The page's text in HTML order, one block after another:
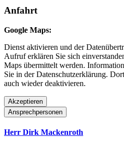
Anfahrt
Google Maps:
Dienst aktivieren und der
Aufruf erklären Sie sich
Maps übermittelt werden.
Sie in der Datenschutzerklärung.
auch wieder deaktivieren.
Akzeptieren
Ansprechpersonen
Herr Dirk Mackenroth